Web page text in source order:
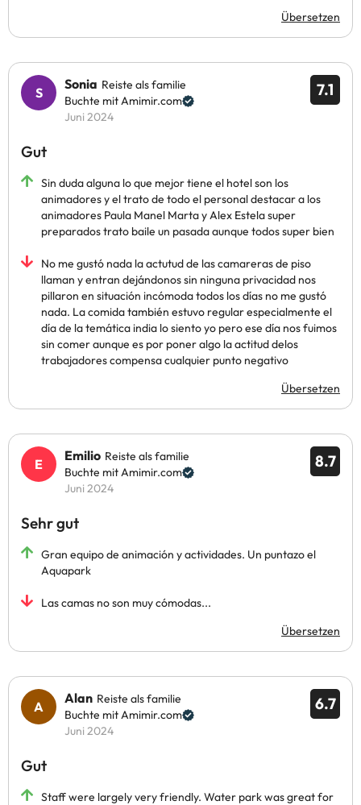
Übersetzen
7.1
Sonia Reiste als familie
Buchte mit Amimir.com
Juni 2024
Gut
Sin duda alguna lo que mejor tiene el hotel son los
animadores y el trato de todo el personal destacar a los
animadores Paula Manel Marta y Alex Estela super
preparados trato baile un pasada aunque todos super bien
No me gustó nada la actutud de las camareras de piso
llaman y entran dejándonos sin ninguna privacidad nos
pillaron en situación incómoda todos los días no me gustó
nada. La comida también estuvo regular especialmente el
día de la temática india lo siento yo pero ese día nos fuimos
sin comer aunque es por poner algo la actitud delos
trabajadores compensa cualquier punto negativo
Übersetzen
8.7
Emilio Reiste als familie
Buchte mit Amimir.com
Juni 2024
Sehr gut
Gran equipo de animación y actividades. Un puntazo el
Aquapark
Las camas no son muy cómodas...
Übersetzen
6.7
Alan Reiste als familie
Buchte mit Amimir.com
Juni 2024
Gut
Staff were largely very friendly. Water park was great for